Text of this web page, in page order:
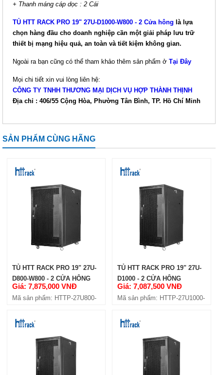
Giá: 4,000,000 VNĐ
+ Thanh máng cáp dọc : 2 Cái
TỦ HTT RACK PRO 19" 27U-D1000-W800 - 2 Cửa hông là lựa
chọn hàng đầu cho doanh nghiệp cần một giải pháp lưu trữ
thiết bị mạng hiệu quả, an toàn và tiết kiệm không gian.
Ngoài ra bạn cũng có thể tham khảo thêm sản phẩm ở Tại Đây
Mọi chi tiết xin vui lòng liên hệ:
CÔNG TY TNHH THƯƠNG MẠI DỊCH VỤ HỢP THÀNH THỊNH
Địa chỉ : 406/55 Cộng Hòa, Phường Tân Bình, TP. Hồ Chí Minh
SẢN PHẨM CÙNG HÃNG
TỦ HTT RACK PRO 19" 27U-
D800-W800 - 2 CỬA HÔNG
Giá: 7,875,000 VNĐ
Mã sản phẩm: HTTP-27U800-
TỦ HTT RACK PRO 19" 27U-
D1000 - 2 CỬA HÔNG
Giá: 7,087,500 VNĐ
Mã sản phẩm: HTTP-27U1000-